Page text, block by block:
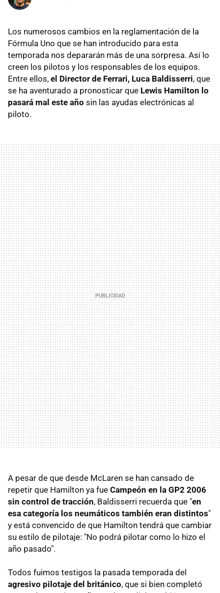
Los numerosos cambios en la reglamentación de la
Fórmula Uno que se han introducido para esta
temporada nos depararán más de una sorpresa. Así lo
creen los pilotos y los responsables de los equipos.
Entre ellos, el Director de Ferrari, Luca Baldisserri, que
se ha aventurado a pronosticar que Lewis Hamilton lo
pasará mal este año sin las ayudas electrónicas al
piloto.
A pesar de que desde McLaren se han cansado de
repetir que Hamilton ya fue Campeón en la GP2 2006
sin control de tracción, Baldisserri recuerda que "en
esa categoría los neumáticos también eran distintos"
y está convencido de que Hamilton tendrá que cambiar
su estilo de pilotaje: "No podrá pilotar como lo hizo el
año pasado".
Todos fuimos testigos la pasada temporada del
agresivo pilotaje del británico, que si bien completó